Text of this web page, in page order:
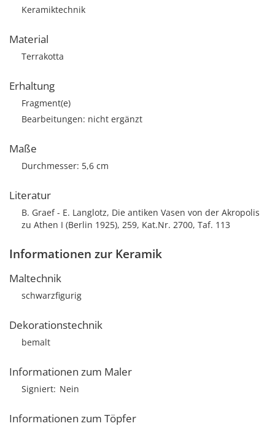
Keramiktechnik
Material
Terrakotta
Erhaltung
Fragment(e)
Bearbeitungen: nicht ergänzt
Maße
Durchmesser: 5,6 cm
Literatur
B. Graef - E. Langlotz, Die antiken Vasen von der Akropolis
zu Athen I (Berlin 1925), 259, Kat.Nr. 2700, Taf. 113
Informationen zur Keramik
Maltechnik
schwarzfigurig
Dekorationstechnik
bemalt
Informationen zum Maler
Signiert Nein
Informationen zum Töpfer